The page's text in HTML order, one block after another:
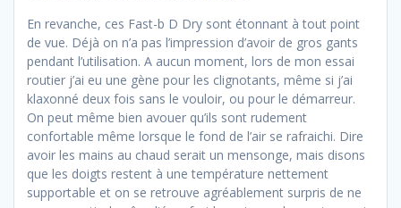
En revanche, ces Fast-b D Dry sont étonnant à tout point
de vue. Déjà on n’a pas l’impression d’avoir de gros gants
pendant l’utilisation. A aucun moment, lors de mon essai
routier j’ai eu une gène pour les clignotants, même si j’ai
klaxonné deux fois sans le vouloir, ou pour le démarreur.
On peut même bien avouer qu’ils sont rudement
confortable même lorsque le fond de l’air se rafraichi. Dire
avoir les mains au chaud serait un mensonge, mais disons
que les doigts restent à une température nettement
supportable et on se retrouve agréablement surpris de ne